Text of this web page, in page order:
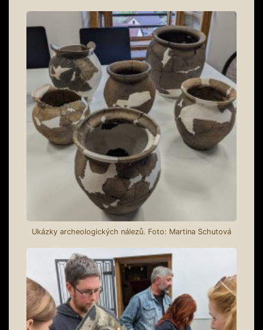
Ukázky archeologických nálezů. Foto: Martina Schutová